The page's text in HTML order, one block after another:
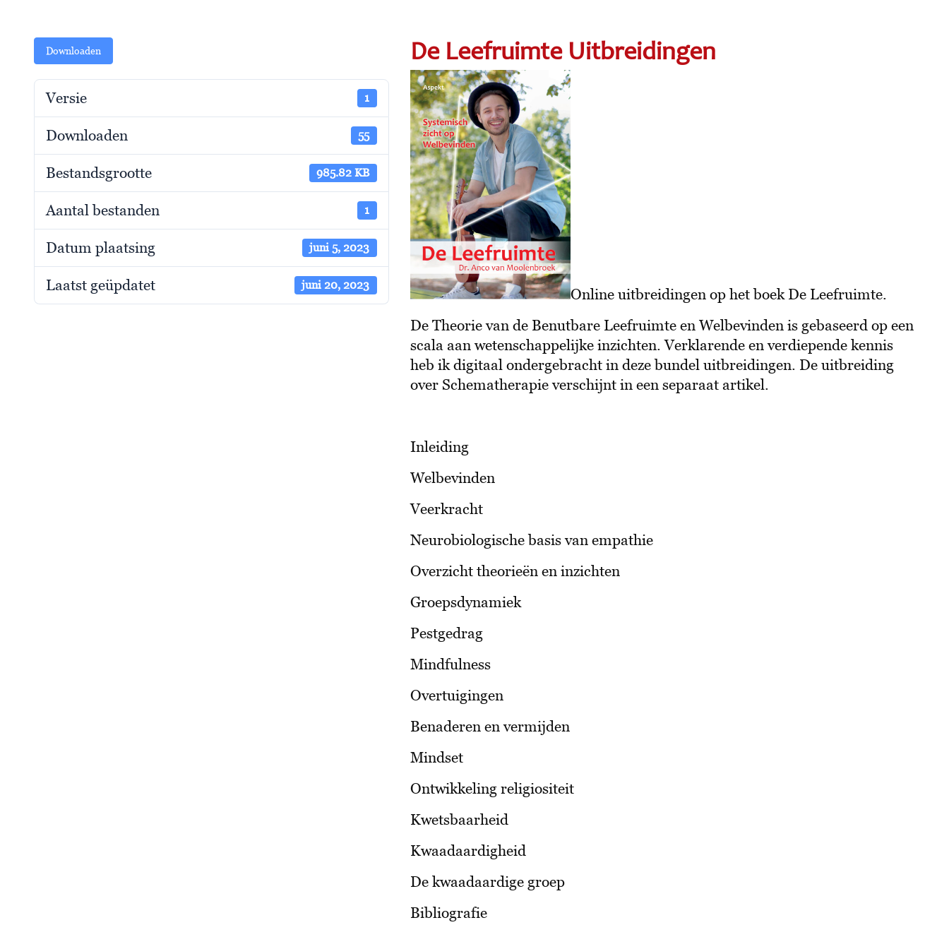
Downloaden
Versie 1
Downloaden 55
Bestandsgrootte 985.82 KB
Aantal bestanden 1
Datum plaatsing juni 5, 2023
Laatst geüpdatet juni 20, 2023
De Leefruimte Uitbreidingen
Online uitbreidingen op het boek De Leefruimte.
De Theorie van de Benutbare Leefruimte en Welbevinden is gebaseerd op een
scala aan wetenschappelijke inzichten. Verklarende en verdiepende kennis
heb ik digitaal ondergebracht in deze bundel uitbreidingen. De uitbreiding
over Schematherapie verschijnt in een separaat artikel.
Inleiding
Welbevinden
Veerkracht
Neurobiologische basis van empathie
Overzicht theorieën en inzichten
Groepsdynamiek
Pestgedrag
Mindfulness
Overtuigingen
Benaderen en vermijden
Mindset
Ontwikkeling religiositeit
Kwetsbaarheid
Kwaadaardigheid
De kwaadaardige groep
Bibliografie